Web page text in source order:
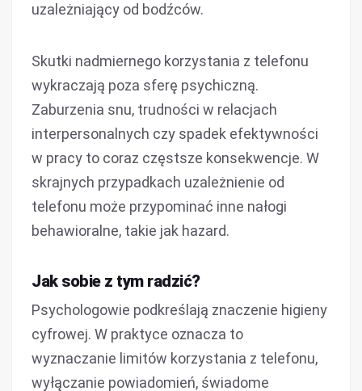
uzależniający od bodźców.
Skutki nadmiernego korzystania z telefonu
wykraczają poza sferę psychiczną.
Zaburzenia snu, trudności w relacjach
interpersonalnych czy spadek efektywności
w pracy to coraz częstsze konsekwencje. W
skrajnych przypadkach uzależnienie od
telefonu może przypominać inne nałogi
behawioralne, takie jak hazard.
Jak sobie z tym radzić?
Psychologowie podkreślają znaczenie higieny
cyfrowej. W praktyce oznacza to
wyznaczanie limitów korzystania z telefonu,
wyłączanie powiadomień, świadome